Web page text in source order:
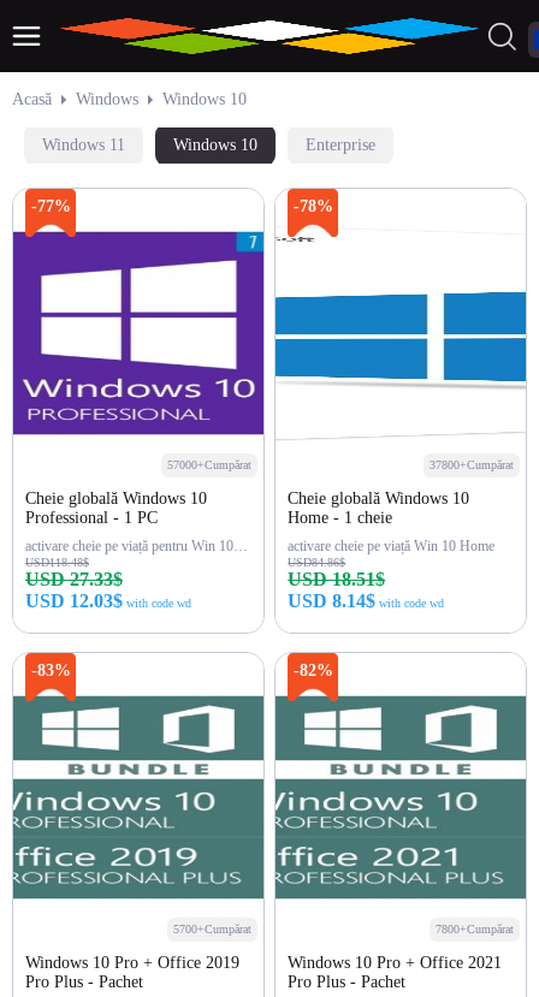
Acasă Windows Windows 10
Windows 11 Windows 10 Enterprise
-77%
57000+Cumpărat
Cheie globală Windows 10
Professional - 1 PC
activare cheie pe viață pentru Win 10 Pro
USD118.48$
USD 27.33$
USD 12.03$ with code wd
-78%
37800+Cumpărat
Cheie globală Windows 10
Home - 1 cheie
activare cheie pe viață Win 10 Home
USD84.86$
USD 18.51$
USD 8.14$ with code wd
-83%
5700+Cumpărat
Windows 10 Pro + Office 2019
Pro Plus - Pachet
-82%
7800+Cumpărat
Windows 10 Pro + Office 2021
Pro Plus - Pachet